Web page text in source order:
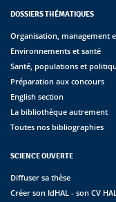
DOSSIERS THÉMATIQUES
Organisation, management
Environnements et santé
Santé, populations et
Préparation aux concours
English section
La bibliothèque autrement
Toutes nos bibliographies
SCIENCE OUVERTE
Diffuser sa thèse
Créer son IdHAL - son CV